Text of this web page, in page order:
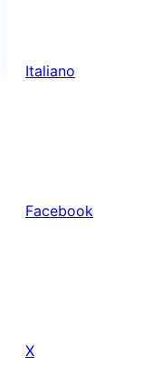
Italiano
Facebook
X